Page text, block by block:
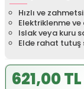
Hızlı ve
Elektriklenme ve
Islak veya kuru
Elde rahat tutuş
621,00 TL